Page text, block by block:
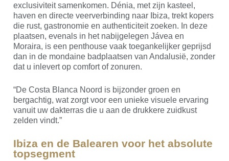
exclusiviteit samenkomen. Dénia, met zijn kasteel,
haven en directe veerverbinding naar Ibiza, trekt kopers
die rust, gastronomie en authenticiteit zoeken. In deze
plaatsen, evenals in het nabijgelegen Jávea en
Moraira, is een penthouse vaak toegankelijker geprijsd
dan in de mondaine badplaatsen van Andalusië, zonder
dat u inlevert op comfort of zonuren.
“De Costa Blanca Noord is bijzonder groen en
bergachtig, wat zorgt voor een unieke visuele ervaring
vanuit uw dakterras die u aan de drukkere zuidkust
zelden vindt.”
Ibiza en de Balearen voor het absolute
topsegment